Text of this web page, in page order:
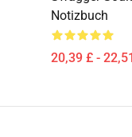
Notizbuch
20,39 £ -